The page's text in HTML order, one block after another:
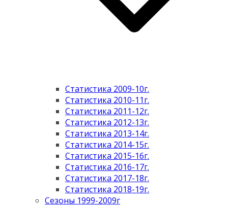
Статистика 2009-10г.
Статистика 2010-11г.
Статистика 2011-12г.
Статистика 2012-13г.
Статистика 2013-14г.
Статистика 2014-15г.
Статистика 2015-16г.
Статистика 2016-17г.
Статистика 2017-18г.
Статистика 2018-19г.
Сезоны 1999-2009г